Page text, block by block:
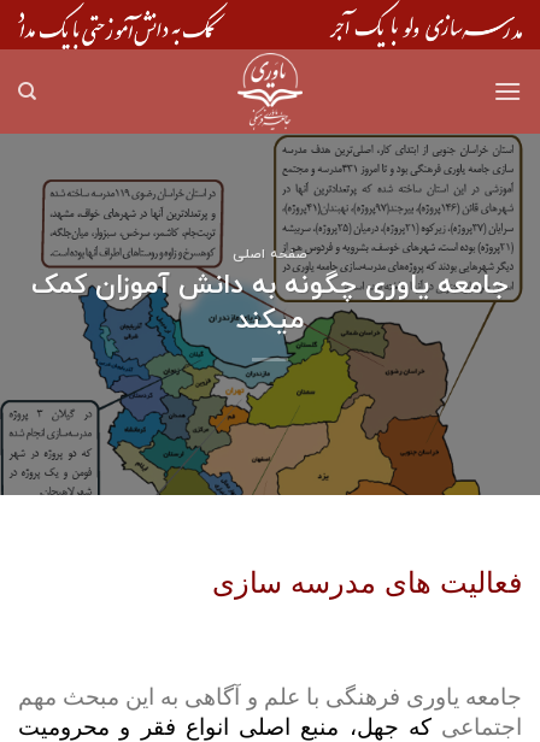
Skip
to
صفحه اصلی
جامعه یاوری چگونه به دانش آموزان کمک
میکند
فعالیت های مدرسه سازی
جامعه یاوری فرهنگی با علم و آگاهی به این مبحث مهم
اجتماعیکه جهل، منبع اصلی انواع فقر و محرومیت